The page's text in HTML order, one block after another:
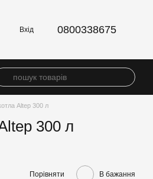
Вхід 0800338675
Altep 300 л
300 л
Порівняти В бажання